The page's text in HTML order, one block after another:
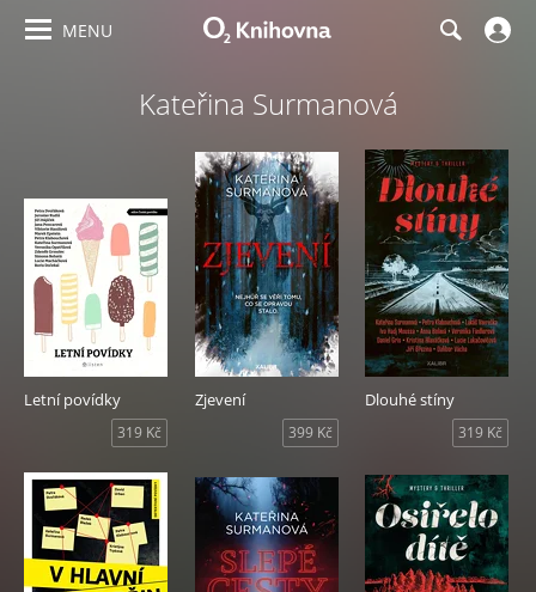
MENU
Kateřina Surmanová
Letní povídky
319 Kč
Zjevení
399 Kč
Dlouhé stíny
319 Kč